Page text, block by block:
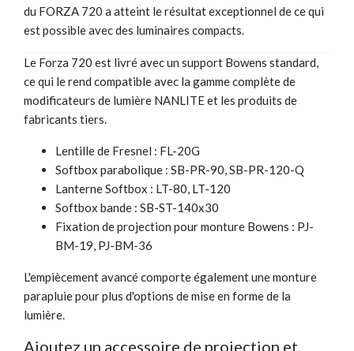
du FORZA 720 a atteint le résultat exceptionnel de ce qui
est possible avec des luminaires compacts.
Le Forza 720 est livré avec un support Bowens standard,
ce qui le rend compatible avec la gamme complète de
modificateurs de lumière NANLITE et les produits de
fabricants tiers.
Lentille de Fresnel : FL-20G
Softbox parabolique : SB-PR-90, SB-PR-120-Q
Lanterne Softbox : LT-80, LT-120
Softbox bande : SB-ST-140x30
Fixation de projection pour monture Bowens : PJ-
BM-19, PJ-BM-36
L'empiècement avancé comporte également une monture
parapluie pour plus d'options de mise en forme de la
lumière.
Ajoutez un accessoire de projection et